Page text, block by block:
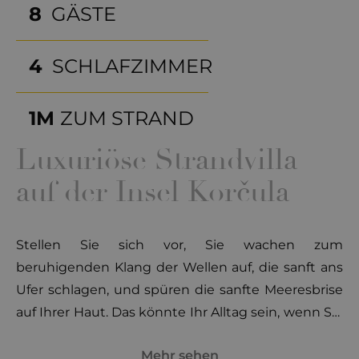
8 GÄSTE
4 SCHLAFZIMMER
1M ZUM STRAND
Luxuriöse Strandvilla
auf der Insel Korčula
Stellen Sie sich vor, Sie wachen zum
beruhigenden Klang der Wellen auf, die sanft ans
Ufer schlagen, und spüren die sanfte Meeresbrise
auf Ihrer Haut. Das könnte Ihr Alltag sein, wenn Sie
Mehr sehen